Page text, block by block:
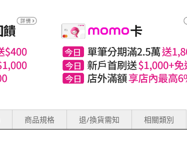
商品規格 退/換貨需知 相關類別